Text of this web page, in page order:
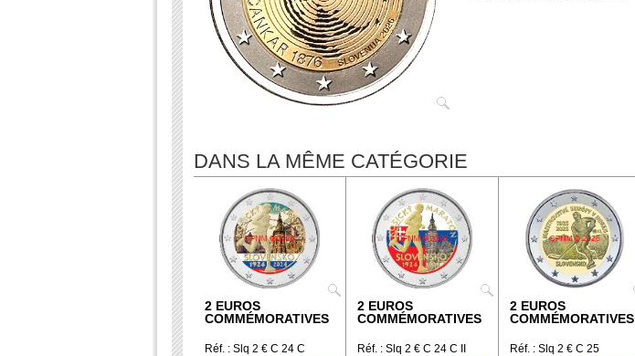
DANS LA MÊME CATÉGORIE
2 EUROS
COMMÉMORATIVES
Réf. : Slq 2 € C 24 C
2 EUROS
COMMÉMORATIVES
Réf. : Slq 2 € C 24 C II
2 EUROS
COMMÉMORATIVES
Réf. : Slq 2 € C 25